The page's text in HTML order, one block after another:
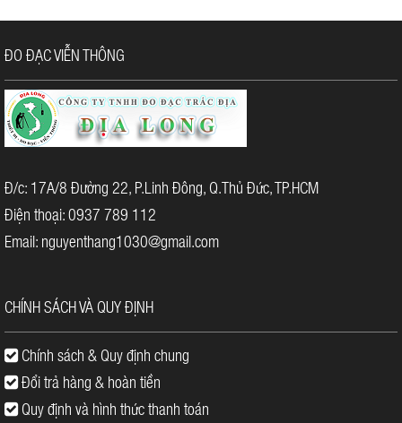
ĐO ĐẠC VIỄN THÔNG
Đ/c: 17A/8 Đường 22, P.Linh Đông, Q.Thủ Đức, TP.HCM
Điện thoại: 0937 789 112
Email: nguyenthang1030@gmail.com
CHÍNH SÁCH VÀ QUY ĐỊNH
Chính sách & Quy định chung
Đổi trả hàng & hoàn tiền
Quy định và hình thức thanh toán